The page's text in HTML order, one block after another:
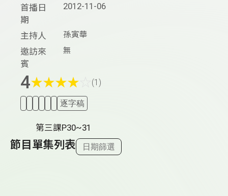
首播日
期
2012-11-06
主持人 孫寅華
邀訪來
賓
無
4★★★★ (1)
逐字稿
第三課P30~31
節目單集列表 日期篩選